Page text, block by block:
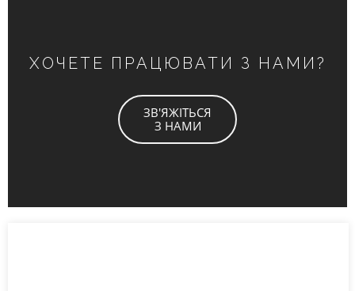
ХОЧЕТЕ ПРАЦЮВАТИ З НАМИ?
ЗВ'ЯЖІТЬСЯ
З НАМИ